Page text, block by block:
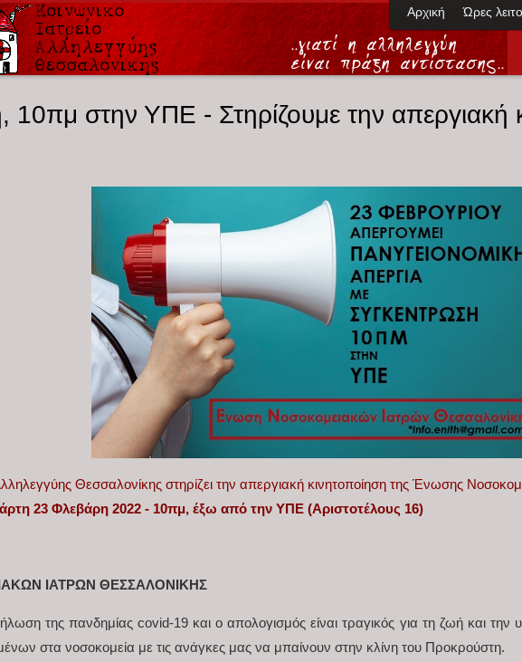
Αρχική Ώρες
στην ΥΠΕ - Στηρίζουμε την απεργιακή
Θεσσαλονίκης στηρίζει την απεργιακή κινητοποίηση της Ένωσης
23 Φλεβάρη 2022 - 10πμ, έξω από την ΥΠΕ (Αριστοτέλους 16)
ΙΑΤΡΩΝ ΘΕΣΣΑΛΟΝΙΚΗΣ
της πανδημίας covid-19 και ο απολογισμός είναι τραγικός για τη ζωή και την
στα νοσοκομεία με τις ανάγκες μας να μπαίνουν στην κλίνη του Προκρούστη.